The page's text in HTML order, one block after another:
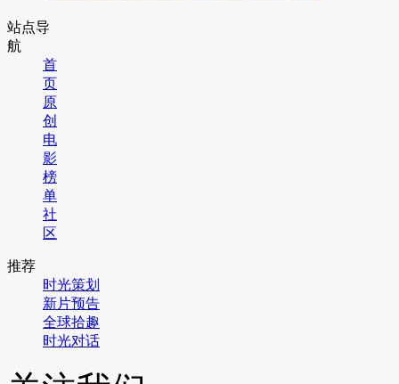
站点导
航
首
页
原
创
电
影
榜
单
社
区
推荐
时光策划
新片预告
全球拾趣
时光对话